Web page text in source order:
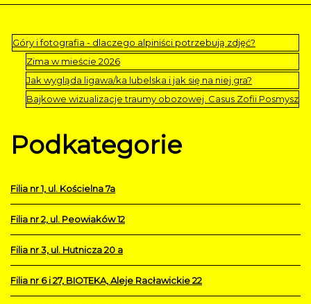
Góry i fotografia - dlaczego alpiniści potrzebują zdjęć?
Zima w mieście 2026
Jak wygląda ligawa/ka lubelska i jak się na niej gra?
Bajkowe wizualizacje traumy obozowej. Casus Zofii Posmysz
Podkategorie
Filia nr 1, ul. Kościelna 7a
Filia nr 2, ul. Peowiaków 12
Filia nr 3, ul. Hutnicza 20 a
Filia nr 6 i 27, BIOTEKA, Aleje Racławickie 22